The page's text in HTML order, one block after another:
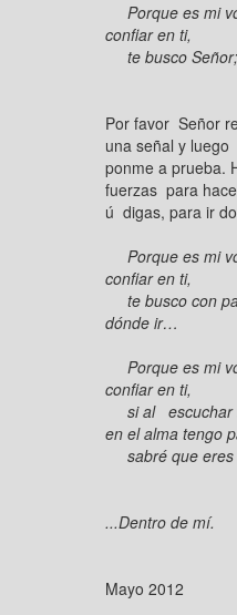
Porque es mi
confiar en ti,
te busco Señor;
Por favor Señor
una señal y luego
ponme a prueba.
fuerzas para
ú digas, para ir
Porque es mi
confiar en ti,
te busco con
dónde ir…
Porque es mi
confiar en ti,
si al escuchar
en el alma tengo
sabré que eres
...Dentro de mí.
Mayo 2012